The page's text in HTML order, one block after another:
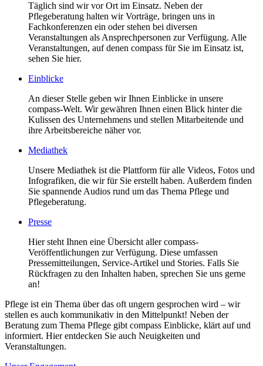
Täglich sind wir vor Ort im Einsatz. Neben der
Pflegeberatung halten wir Vorträge, bringen uns in
Fachkonferenzen ein oder stehen bei diversen
Veranstaltungen als Ansprechpersonen zur Verfügung. Alle
Veranstaltungen, auf denen compass für Sie im Einsatz ist,
sehen Sie hier.
Einblicke
An dieser Stelle geben wir Ihnen Einblicke in unsere
compass-Welt. Wir gewähren Ihnen einen Blick hinter die
Kulissen des Unternehmens und stellen Mitarbeitende und
ihre Arbeitsbereiche näher vor.
Mediathek
Unsere Mediathek ist die Plattform für alle Videos, Fotos und
Infografiken, die wir für Sie erstellt haben. Außerdem finden
Sie spannende Audios rund um das Thema Pflege und
Pflegeberatung.
Presse
Hier steht Ihnen eine Übersicht aller compass-
Veröffentlichungen zur Verfügung. Diese umfassen
Pressemitteilungen, Service-Artikel und Stories. Falls Sie
Rückfragen zu den Inhalten haben, sprechen Sie uns gerne
an!
Pflege ist ein Thema über das oft ungern gesprochen wird – wir
stellen es auch kommunikativ in den Mittelpunkt! Neben der
Beratung zum Thema Pflege gibt compass Einblicke, klärt auf und
informiert. Hier entdecken Sie auch Neuigkeiten und
Veranstaltungen.